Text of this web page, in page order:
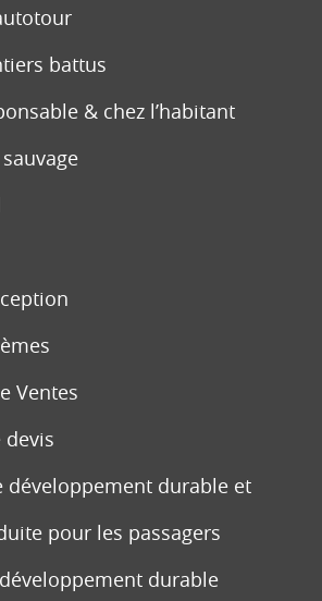
battus
& chez l’habitant
Ventes
devis
développement durable et
pour les passagers
durable